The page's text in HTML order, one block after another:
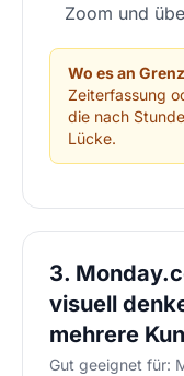
Zoom und
Wo es an
Zeiterfassung
die nach
Lücke.
3.
visuell
mehrere
Gut geeignet für: